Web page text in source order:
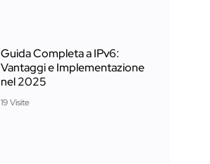
Guida Completa a IPv6:
Vantaggi e Implementazione
nel 2025
19 Visite